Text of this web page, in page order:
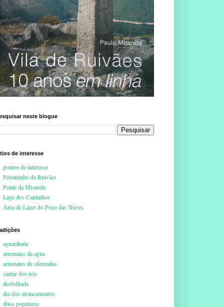
neste blogue
de interesse
pontos de interesse
Pelourinho de Ruivães
Ponte da Misarela
Lage dos Cantinhos
Área de Lazer do Poço das Traves
aguardente
arremates da agua
arremates de oferendas
cantar dos reis
desfolhada
dia dos atrancamentos
ditos populares